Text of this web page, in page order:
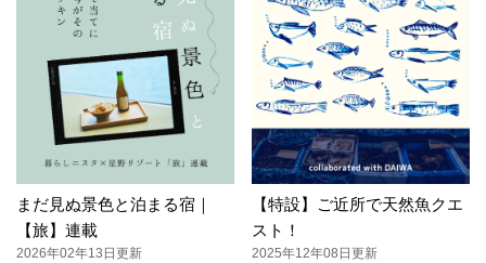
まだ見ぬ景色と泊まる宿｜
【旅】連載
2026年02年13日更新
【特設】ご近所で天然魚クエ
スト！
2025年12年08日更新